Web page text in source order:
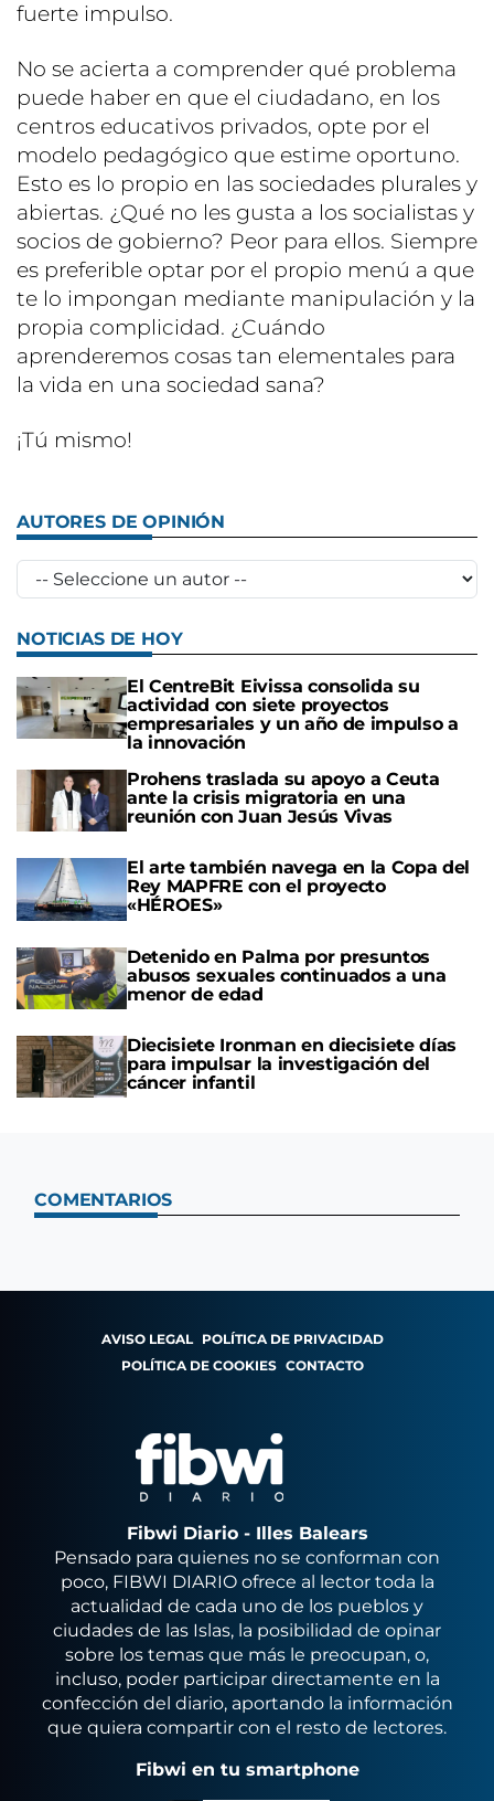
fuerte impulso.
No se acierta a comprender qué problema
puede haber en que el ciudadano, en los
centros educativos privados, opte por el
modelo pedagógico que estime oportuno.
Esto es lo propio en las sociedades plurales y
abiertas. ¿Qué no les gusta a los socialistas y
socios de gobierno? Peor para ellos. Siempre
es preferible optar por el propio menú a que
te lo impongan mediante manipulación y la
propia complicidad. ¿Cuándo
aprenderemos cosas tan elementales para
la vida en una sociedad sana?
¡Tú mismo!
AUTORES DE OPINIÓN
NOTICIAS DE HOY
El CentreBit Eivissa consolida su
actividad con siete proyectos
empresariales y un año de impulso a
la innovación
Prohens traslada su apoyo a Ceuta
ante la crisis migratoria en una
reunión con Juan Jesús Vivas
El arte también navega en la Copa del
Rey MAPFRE con el proyecto
«HÉROES»
Detenido en Palma por presuntos
abusos sexuales continuados a una
menor de edad
Diecisiete Ironman en diecisiete días
para impulsar la investigación del
cáncer infantil
COMENTARIOS
AVISO LEGAL POLÍTICA DE PRIVACIDAD
POLÍTICA DE COOKIES CONTACTO
Fibwi Diario - Illes Balears
Pensado para quienes no se conforman con
poco, FIBWI DIARIO ofrece al lector toda la
actualidad de cada uno de los pueblos y
ciudades de las Islas, la posibilidad de opinar
sobre los temas que más le preocupan, o,
incluso, poder participar directamente en la
confección del diario, aportando la información
que quiera compartir con el resto de lectores.
Fibwi en tu smartphone